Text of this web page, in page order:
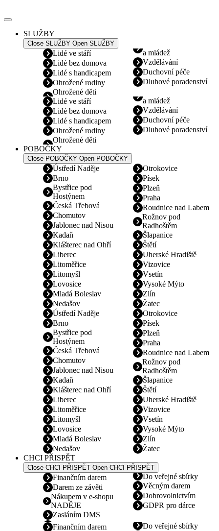
k
SLUŽBY
Close SLUŽBY Open SLUŽBY
Lidé ve stáří
Lidé bez domova
Lidé s handicapem
Ohrožené rodiny
Ohrožené děti
a mládež
Vzdělávání
Duchovní péče
Dluhové poradenství
Lidé ve stáří
Lidé bez domova
Lidé s handicapem
Ohrožené rodiny
Ohrožené děti
a mládež
Vzdělávání
Duchovní péče
Dluhové poradenství
POBOČKY
Close POBOČKY Open POBOČKY
Ústředí Naděje
Brno
Bystřice pod
Hostýnem
Česká Třebová
Chomutov
Jablonec nad Nisou
Kadaň
Klášterec nad Ohří
Liberec
Litoměřice
Litomyšl
Lovosice
Mladá Boleslav
Nedašov
Otrokovice
Písek
Plzeň
Praha
Roudnice nad Labem
Rožnov pod
Radhoštěm
Šlapanice
Štětí
Uherské Hradiště
Vizovice
Vsetín
Vysoké Mýto
Zlín
Žatec
Ústředí Naděje
Brno
Bystřice pod
Hostýnem
Česká Třebová
Chomutov
Jablonec nad Nisou
Kadaň
Klášterec nad Ohří
Liberec
Litoměřice
Litomyšl
Lovosice
Mladá Boleslav
Nedašov
Otrokovice
Písek
Plzeň
Praha
Roudnice nad Labem
Rožnov pod
Radhoštěm
Šlapanice
Štětí
Uherské Hradiště
Vizovice
Vsetín
Vysoké Mýto
Zlín
Žatec
CHCI PŘISPĚT
Close CHCI PŘISPĚT Open CHCI PŘISPĚT
Finančním darem
Darem ze závěti
Nákupem v e-shopu
NADĚJE
Zasláním DMS
Do veřejné sbírky
Věcným darem
Dobrovolnictvím
GDPR pro dárce
Finančním darem
Do veřejné sbírky